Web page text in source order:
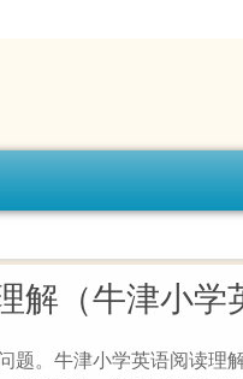
（牛津小学
题。牛津小学英语阅读理